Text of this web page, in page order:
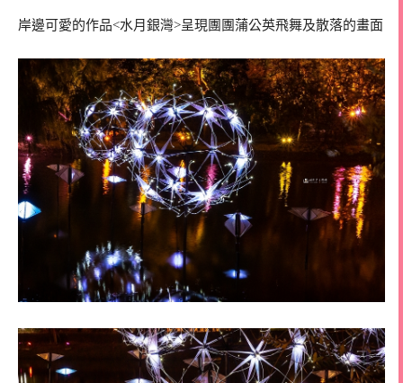
岸邊可愛的作品<水月銀灣>呈現團團蒲公英飛舞及散落的畫面